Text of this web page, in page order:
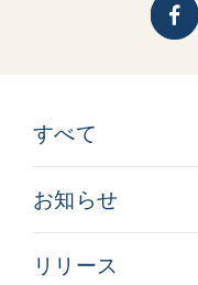
すべて
お知らせ
リリース